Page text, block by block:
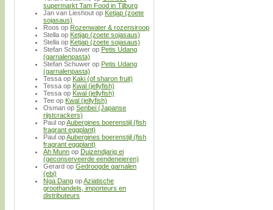
supermarkt Tam Food in Tilburg
Jan van Lieshout op Ketjap (zoete
sojasaus)
Roos op Rozenwater & rozensiroop
Stella op Ketjap (zoete sojasaus)
Stella op Ketjap (zoete sojasaus)
Stefan Schuwer op Petis Udang
(garnalenpasta)
Stefan Schuwer op Petis Udang
(garnalenpasta)
Tessa op Kaki (of sharon fruit)
Tessa op Kwal (jellyfish)
Tessa op Kwal (jellyfish)
Tee op Kwal (jellyfish)
Osman op Senbei (Japanse
rijstcrackers)
Paul opAubergines boerenstijl (fish
fragrant eggplant)
Paul opAubergines boerenstijl (fish
fragrant eggplant)
Ah Munn op Duizendjarig ei
(geconserveerde eendeneieren)
Gerard op Gedroogde garnalen
(ebi)
Nga Dang opAziatische
groothandels, importeurs en
distributeurs